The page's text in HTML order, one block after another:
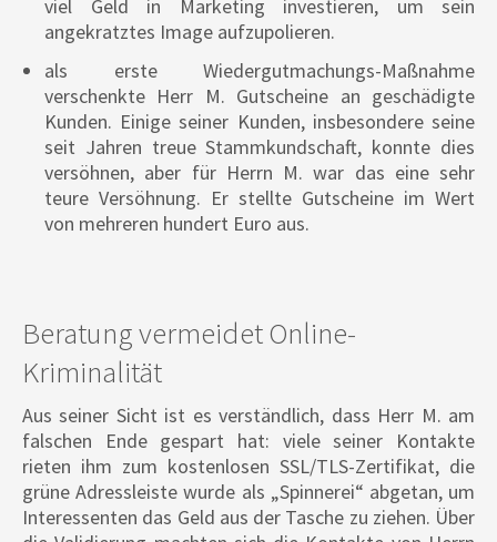
viel Geld in Marketing investieren, um sein
angekratztes Image aufzupolieren.
als erste Wiedergutmachungs-Maßnahme
verschenkte Herr M. Gutscheine an geschädigte
Kunden. Einige seiner Kunden, insbesondere seine
seit Jahren treue Stammkundschaft, konnte dies
versöhnen, aber für Herrn M. war das eine sehr
teure Versöhnung. Er stellte Gutscheine im Wert
von mehreren hundert Euro aus.
Beratung vermeidet Online-
Kriminalität
Aus seiner Sicht ist es verständlich, dass Herr M. am
falschen Ende gespart hat: viele seiner Kontakte
rieten ihm zum kostenlosen SSL/TLS-Zertifikat, die
grüne Adressleiste wurde als „Spinnerei“ abgetan, um
Interessenten das Geld aus der Tasche zu ziehen. Über